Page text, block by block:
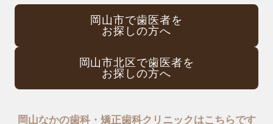
岡山市で歯医者を
お探しの方へ
岡山市北区で歯医者を
お探しの方へ
岡山なかの歯科・矯正歯科クリニックはこちらです